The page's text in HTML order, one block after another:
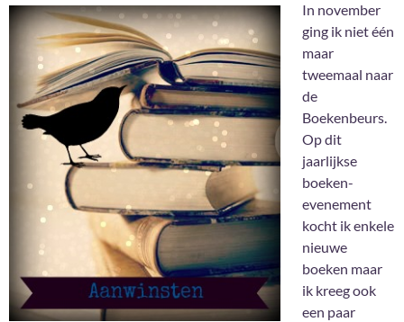
In november
ging ik niet één
maar
tweemaal naar
de
Boekenbeurs.
Op dit
jaarlijkse
boeken-
evenement
kocht ik enkele
nieuwe
boeken maar
ik kreeg ook
een paar